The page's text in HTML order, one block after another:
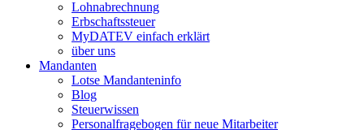
Lohnabrechnung
Erbschaftssteuer
MyDATEV einfach erklärt
über uns
Mandanten
Lotse Mandanteninfo
Blog
Steuerwissen
Personalfragebogen für neue Mitarbeiter